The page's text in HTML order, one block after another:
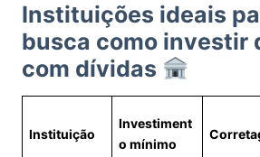
Instituições ideais
busca como investir
com dívidas
Instituição
Investiment
o mínimo